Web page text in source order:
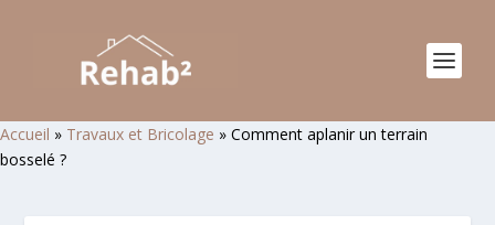
Accueil » Travaux et Bricolage » Comment aplanir un terrain
bosselé ?